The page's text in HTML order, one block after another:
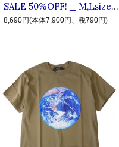
SALE 50%OFF! _ M,Lsize L.I.F.E #8 40L ◆ LIVE IN FAB EARTH リブインファブアース : 半袖エスニック総柄シャツ Navy
8,690円(本体7,900円、税790円)